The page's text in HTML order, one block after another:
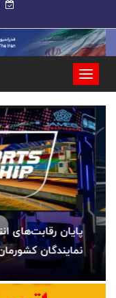
نمایندگان